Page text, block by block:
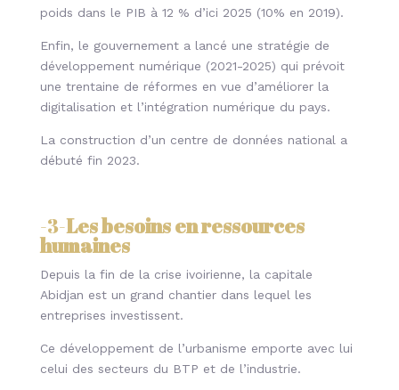
poids dans le PIB à 12 % d’ici 2025 (10% en 2019).
Enfin, le gouvernement a lancé une stratégie de
développement numérique (2021-2025) qui prévoit
une trentaine de réformes en vue d’améliorer la
digitalisation et l’intégration numérique du pays.
La construction d’un centre de données national a
débuté fin 2023.
-3-Les besoins en ressources
humaines
Depuis la fin de la crise ivoirienne, la capitale
Abidjan est un grand chantier dans lequel les
entreprises investissent.
Ce développement de l’urbanisme emporte avec lui
celui des secteurs du BTP et de l’industrie.